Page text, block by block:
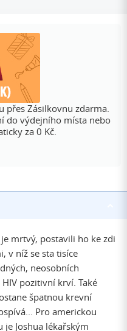
přes Zásilkovnu zdarma.
do výdejního místa nebo
za 0 Kč.
mrtvý, postavili ho ke zdi
v níž se sta tisíce
neosobních
pozitivní krví. Také
špatnou krevní
Pro americkou
Joshua lékařským